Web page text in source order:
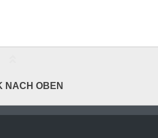
NACH OBEN